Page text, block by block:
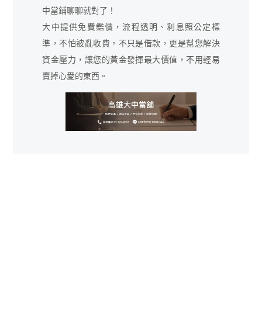
中當鋪聊聊就對了！
大中提供免費鑑價，流程透明、利息照公定標
準，不怕被亂收費。不只是借款，更是幫您解決
資金壓力，讓您的黃金發揮最大價值，不用輕易
賣掉心愛的東西。